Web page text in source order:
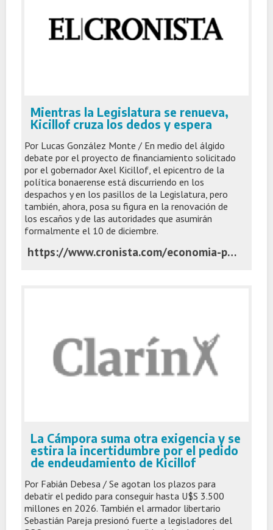
Mientras la Legislatura se renueva,
Kicillof cruza los dedos y espera
Por Lucas González Monte / En medio del álgido
debate por el proyecto de financiamiento solicitado
por el gobernador Axel Kicillof, el epicentro de la
política bonaerense está discurriendo en los
despachos y en los pasillos de la Legislatura, pero
también, ahora, posa su figura en la renovación de
los escaños y de las autoridades que asumirán
formalmente el 10 de diciembre.
https://www.cronista.com/economia-politica/mientras-la-legislatura-se-renueva-kicillof-cruza-los-dedos-y-espera/?_gl=1*137nk94*_up*MQ..*_gs*MQ..&gclid=EAIaIQobChMIrKj1oJKhkQMV-ZfuAR09vA0XEAAYASAAEgI20_D_BwE&gbraid=0AAAAAo4qdjyBuJ1jwmYZz8gU3WJm1DtQU
La Cámpora suma otra exigencia y se
estira la incertidumbre por el pedido
de endeudamiento de Kicillof
Por Fabián Debesa / Se agotan los plazos para
debatir el pedido para conseguir hasta U$S 3.500
millones en 2026. También el armador libertario
Sebastián Pareja presionó fuerte a legisladores del